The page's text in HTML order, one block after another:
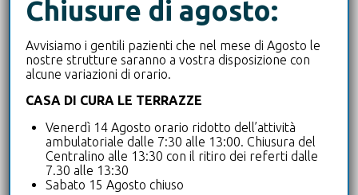
Ambulatorio di Urologia e Andrologia
Ambulatorio di vulnologia
Ambulatorio Parkinson
Chiusure di agosto:
Avvisiamo i gentili pazienti che nel mese di Agosto le
nostre strutture saranno a vostra disposizione con
alcune variazioni di orario.
CASA DI CURA LE TERRAZZE
Venerdì 14 Agosto orario ridotto dell’attività
ambulatoriale dalle 7:30 alle 13:00. Chiusura del
Centralino alle 13:30 con il ritiro dei referti dalle
7.30 alle 13:30
Sabato 15 Agosto chiuso